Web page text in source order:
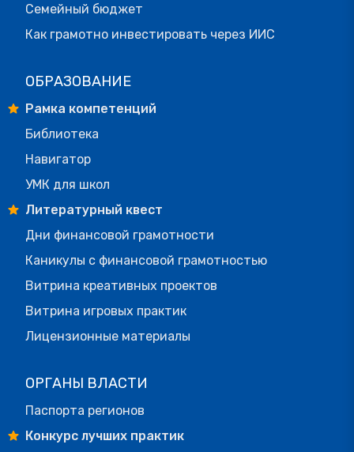
Семейный бюджет
Как грамотно инвестировать через ИИС
ОБРАЗОВАНИЕ
Рамка компетенций
Библиотека
Навигатор
УМК для школ
Литературный квест
Дни финансовой грамотности
Каникулы с финансовой грамотностью
Витрина креативных проектов
Витрина игровых практик
Лицензионные материалы
ОРГАНЫ ВЛАСТИ
Паспорта регионов
Конкурс лучших практик